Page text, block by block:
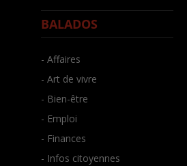
BALADOS
- Affaires
- Art de vivre
- Bien-être
- Emploi
- Finances
- Infos citoyennes